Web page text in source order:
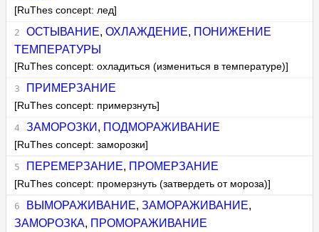
[RuThes concept: лед]
ОСТЫВАНИЕ, ОХЛАЖДЕНИЕ, ПОНИЖЕНИЕ
ТЕМПЕРАТУРЫ
[RuThes concept: охладиться (измениться в температуре)]
ПРИМЕРЗАНИЕ
[RuThes concept: примерзнуть]
ЗАМОРОЗКИ , ПОДМОРАЖИВАНИЕ
[RuThes concept: заморозки]
ПЕРЕМЕРЗАНИЕ, ПРОМЕРЗАНИЕ
[RuThes concept: промерзнуть (затвердеть от мороза)]
ВЫМОРАЖИВАНИЕ, ЗАМОРАЖИВАНИЕ,
ЗАМОРОЗКА, ПРОМОРАЖИВАНИЕ